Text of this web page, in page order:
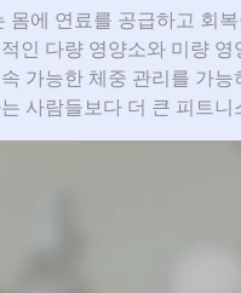
에 연료를 공급하고 회
인 다량 영양소와 미량
가능한 체중 관리를 가
사람들보다 더 큰 피트